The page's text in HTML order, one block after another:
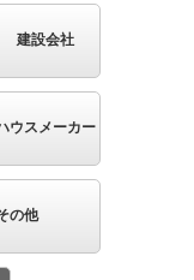
を見る
プ（ライコン別
相当 Hf32形高出
配光制御など様々なご
建設会社
ウスメーカー
の他